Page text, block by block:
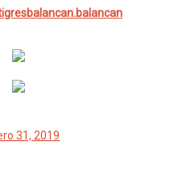
31, 2019